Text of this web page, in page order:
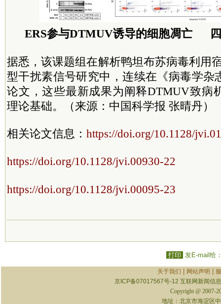
ERS参与DTMUV诱导的细胞凋亡 四
据悉，该课题组在解析鸭坦布苏病毒利用
型干扰素信号研究中，连续在 《病毒学杂
论文，这些最新成果为阐释DTMUV致病
理论基础。（来源：中国科学报 张晴丹）
相关论文信息： https://doi.org/10.1128/
https://doi.org/10.1128/jvi.00930-22
https://doi.org/10.1128/jvi.00095-23
打印 发E-mail给
关于我们 网站声明
京ICP备07017567号-12 互联网新闻信
Copyright @ 2007-
地址：北京市海淀区